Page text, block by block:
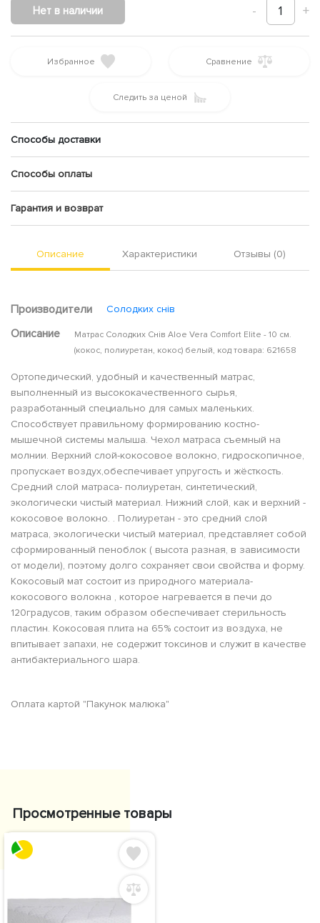
- 1 +
Нет в наличии
Избранное Сравнение
Следить за ценой
Способы доставки
Способы оплаты
Гарантия и возврат
Описание Характеристики Отзывы (0)
Производители Солодких снів
Описание
Матрас Солодких Снів Aloe Vera Comfort Elite - 10 см.
(кокос, полиуретан, кокос) белый, код товара: 621658
Ортопедический, удобный и качественный матрас,
выполненный из высококачественного сырья,
разработанный специально для самых маленьких.
Способствует правильному формированию костно-
мышечной системы малыша. Чехол матраса съемный на
молнии. Верхний слой-кокосовое волокно, гидроскопичное,
пропускает воздух,обеспечивает упругость и жёсткость.
Средний слой матраса- полиуретан, синтетический,
экологически чистый материал. Нижний слой, как и верхний -
кокосовое волокно. . Полиуретан - это средний слой
матраса, экологически чистый материал, представляет собой
сформированный пеноблок ( высота разная, в зависимости
от модели), поэтому долго сохраняет свои свойства и форму.
Кокосовый мат состоит из природного материала-
кокосового волокна , которое нагревается в печи до
120градусов, таким образом обеспечивает стерильность
пластин. Кокосовая плита на 65% состоит из воздуха, не
впитывает запахи, не содержит токсинов и служит в качестве
антибактериального шара.
Оплата картой "Пакунок малюка"
Просмотренные товары